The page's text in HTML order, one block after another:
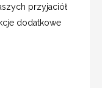
przyjaciół
dodatkowe